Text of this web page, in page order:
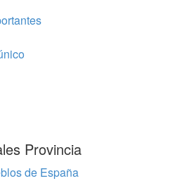
Provincia
de España